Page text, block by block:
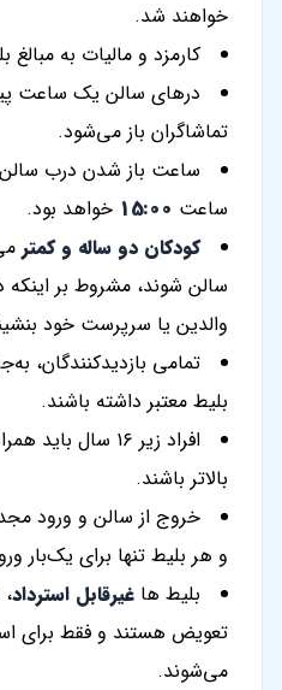
خواهند شد.
کارمزد و مالیات به
درهای سالن یک ساعت
تماشاگران باز می‌شود.
ساعت
خواهد بود.
کودکان دو ساله و کمتر
سالن شوند، مشروط بر
والدین یا سرپرست خود
تمامی بازدیدکنندگان،
بلیط معتبر داشته باشند.
بالاتر باشند.
خروج از سالن و ورود
و هر بلیط تنها برای یک‌بار
بلیط ها غیرقابل استرداد
تعویض هستند و فقط برای
می‌شوند.